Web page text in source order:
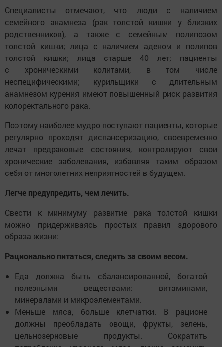
Специалисты отмечают, что люди с наличием
семейного анамнеза (рак толстой кишки у близких
родственников), а также с семейным полипозом
толстой кишки; лица с наличием аденом и полипов
толстой кишки; лица старше 40 лет; пациенты
с хроническими колитами, в том числе
неспецифическими; курильщики с длительным
анамнезом курения имеют повышенный риск развития
колоректального рака.
Поэтому наиболее мудро поступают пациенты, которые
регулярно проходят диспансеризацию, своевременно
лечат предраковые состояния, контролируют свои
хронические заболевания, избавляя таким образом
себя от многолетних неприятностей в будущем.
Легче предупредить, чем лечить.
Свести к минимуму развитие рака толстой кишки
можно придерживаясь простых правил здорового
образа жизни:
Рационально питаться, следить за своим весом.
Еда должна быть сбалансированной, богатой
полезными веществами: витаминами,
минералами и микроэлементами.
Меньше мяса, больше клетчатки. В рационе
должны преобладать овощи, фрукты, зелень,
цельнозерновые продукты. Сократить